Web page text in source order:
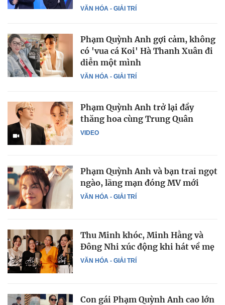
VĂN HÓA - GIẢI TRÍ
VĂN HÓA - GIẢI TRÍ
Phạm Quỳnh Anh gợi cảm, không
có 'vua cá Koi' Hà Thanh Xuân đi
diễn một mình
VIDEO
Phạm Quỳnh Anh trở lại đầy
thăng hoa cùng Trung Quân
VĂN HÓA - GIẢI TRÍ
Phạm Quỳnh Anh và bạn trai ngọt
ngào, lãng mạn đóng MV mới
VĂN HÓA - GIẢI TRÍ
Thu Minh khóc, Minh Hằng và
Đông Nhi xúc động khi hát về mẹ
Con gái Phạm Quỳnh Anh cao lớn